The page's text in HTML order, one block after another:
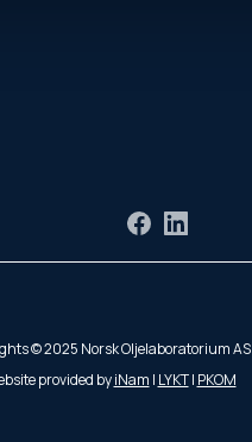
FacebookLinkedIn
© 2025 Norsk Oljelaboratorium AS
provided byiNam | LYKT| PKOM